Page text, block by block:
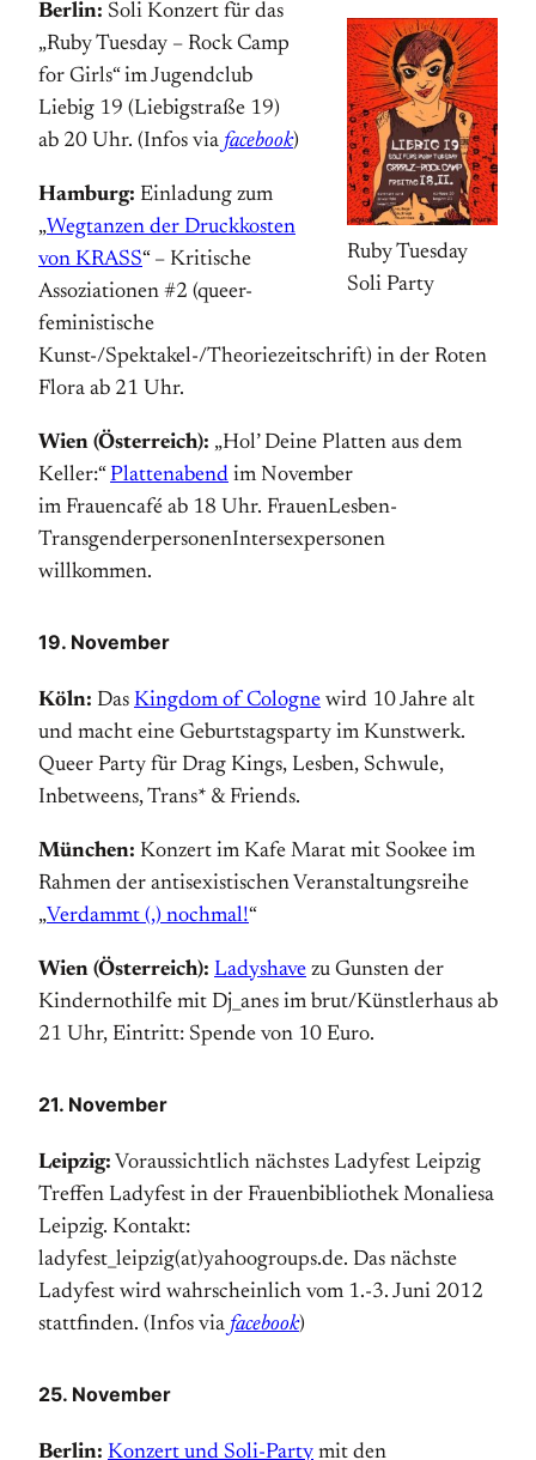
Ruby Tuesday
Soli Party
Berlin: Soli Konzert für das
„Ruby Tuesday – Rock Camp
for Girls“ im Jugend­club
Liebig 19 (Liebigstraße 19)
ab 20 Uhr. (Infos via facebook)
Hamburg: Einladung zum
„Wegtanzen der Druck­kosten
von KRASS“ – Kritische
Assoziationen #2 (queer-
feministische
Kunst-/Spektakel-/Theoriezeitschrift) in der Roten
Flora ab 21 Uhr.
Wien (Österreich): „Hol’ Deine Platten aus dem
Keller:“ Plattenabend im November
im Frauencafé ab 18 Uhr. Frauen­Lesben­
Transgender­personen­Intersex­personen
willkommen.
19. November
Köln: Das Kingdom of Cologne wird 10 Jahre alt
und macht eine Geburtstags­party im Kunst­werk.
Queer Party für Drag Kings, Lesben, Schwule,
Inbetweens, Trans* & Friends.
München: Konzert im Kafe Marat mit Sookee im
Rahmen der anti­sexistischen Veranstaltungs­reihe
„Verdammt (,) nochmal!“
Wien (Österreich): Ladyshave zu Gunsten der
Kinder­not­hilfe mit Dj_anes im brut/Künstlerhaus ab
21 Uhr, Eintritt: Spende von 10 Euro.
21. November
Leipzig: Vor­aus­sichtlich nächstes Ladyfest Leipzig
Treffen Ladyfest in der Frauen­bibliothek Monaliesa
Leipzig. Kontakt:
ladyfest_leipzig(at)yahoogroups.de. Das nächste
Ladyfest wird wahrscheinlich vom 1.-3. Juni 2012
statt­finden. (Infos via facebook)
25. November
Berlin: Konzert und Soli-Party mit den